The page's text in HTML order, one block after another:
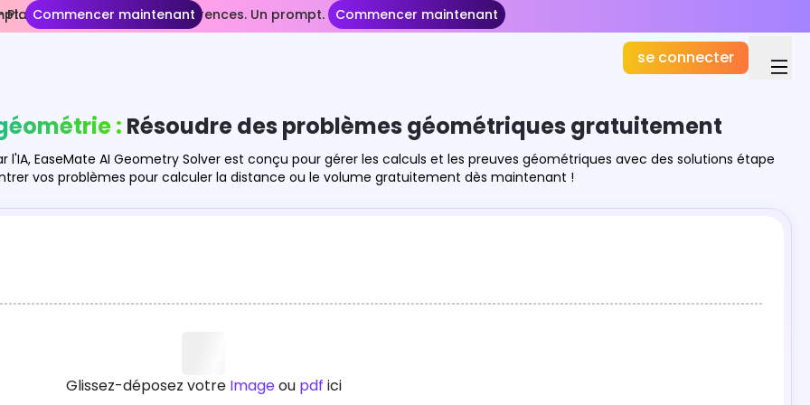
Commencer maintenant
Plans plus longs. Plus de références. Un prompt. Commencer maintenant
se connecter
: Résoudre des problèmes géométriques gratuitement
EaseMate AI Geometry Solver est conçu pour gérer les calculs et les preuves géométriques avec des solutions étape
vos problèmes pour calculer la distance ou le volume gratuitement dès maintenant !
Glissez-déposez votre Imageou pdf ici